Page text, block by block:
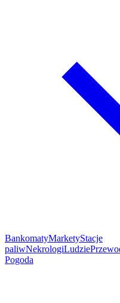
BankomatyMarketyStacje
paliwNekrologiLudzie
Pogoda